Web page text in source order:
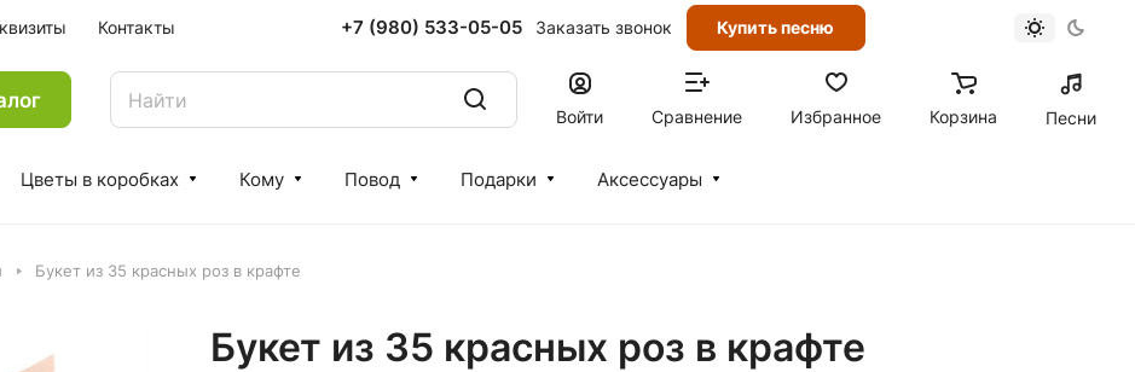
Контакты +7 (980) 533-05-05 Заказать звонок Купить песню
Войти Сравнение Избранное Корзина Песни
Цветы в коробках Кому Повод Подарки Аксессуары
Букет из 35 красных роз в крафте
Букет из 35 красных роз в крафте